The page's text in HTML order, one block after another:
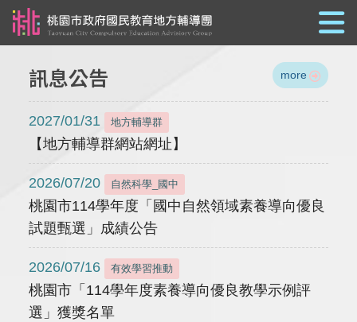
訊息公告 more
2027/01/31 地方輔導群
【地方輔導群網站網址】
2026/07/20 自然科學_國中
桃園市114學年度「國中自然領域素養導向優良
試題甄選」成績公告
2026/07/16 有效學習推動
桃園市「114學年度素養導向優良教學示例評
選」獲獎名單